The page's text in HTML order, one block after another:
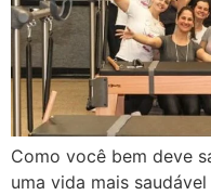
Como você bem deve
uma vida mais